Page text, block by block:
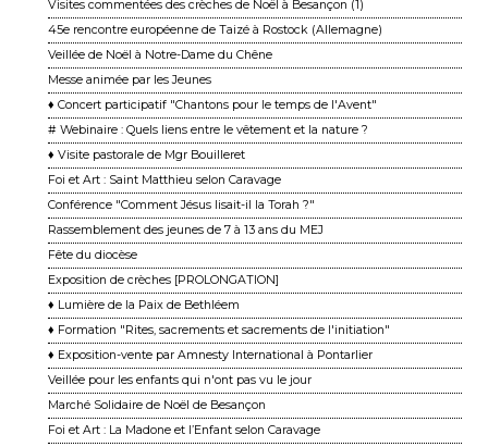
Visites commentées des crèches de Noël à Besançon (1)
45e rencontre européenne de Taizé à Rostock (Allemagne)
Veillée de Noël à Notre-Dame du Chêne
Messe animée par les Jeunes
♦ Concert participatif "Chantons pour le temps de l'Avent"
# Webinaire : Quels liens entre le vêtement et la nature ?
♦ Visite pastorale de Mgr Bouilleret
Foi et Art : Saint Matthieu selon Caravage
Conférence "Comment Jésus lisait-il la Torah ?"
Rassemblement des jeunes de 7 à 13 ans du MEJ
Fête du diocèse
Exposition de crèches [PROLONGATION]
♦ Lumière de la Paix de Bethléem
♦ Formation "Rites, sacrements et sacrements de l'initiation"
♦ Exposition-vente par Amnesty International à Pontarlier
Veillée pour les enfants qui n'ont pas vu le jour
Marché Solidaire de Noël de Besançon
Foi et Art : La Madone et l’Enfant selon Caravage